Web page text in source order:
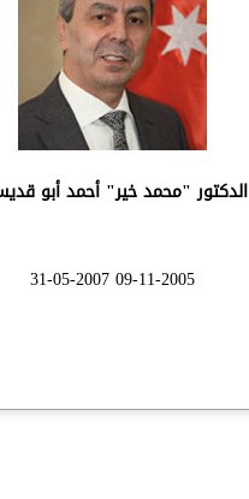
الدكتور "محمد خير" أحمد أبو
09-11-2005 31-05-2007